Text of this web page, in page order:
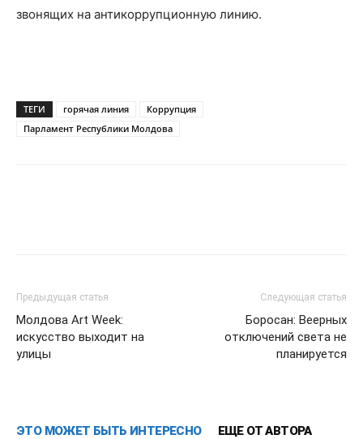
звонящих на антикоррупционную линию.
ТЕГИ горячая линия
Коррупция
Парламент Республики Молдова
Предыдущая статья
Молдова Art Week:
искусство выходит на
улицы
Следующая статья
Боросан: Веерных
отключений света не
планируется
ЭТО МОЖЕТ БЫТЬ ИНТЕРЕСНО ЕЩЕ ОТ АВТОРА